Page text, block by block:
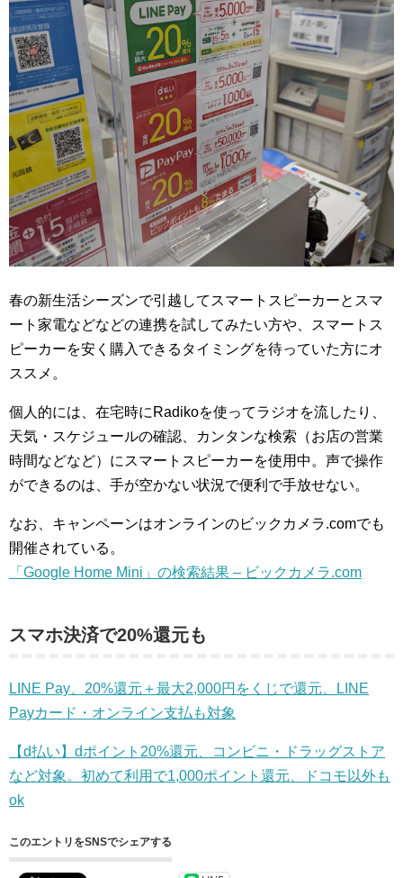
春の新生活シーズンで引越してスマートスピーカーとスマ
ート家電などなどの連携を試してみたい方や、スマートス
ピーカーを安く購入できるタイミングを待っていた方にオ
ススメ。
個人的には、在宅時にRadikoを使ってラジオを流したり、
天気・スケジュールの確認、カンタンな検索（お店の営業
時間などなど）にスマートスピーカーを使用中。声で操作
ができるのは、手が空かない状況で便利で手放せない。
なお、キャンペーンはオンラインのビックカメラ.comでも
開催されている。
「Google Home Mini」の検索結果 – ビックカメラ.com
スマホ決済で20%還元も
LINE Pay、20%還元＋最大2,000円をくじで還元、LINE
Payカード・オンライン支払も対象
【d払い】dポイント20%還元、コンビニ・ドラッグストア
など対象。初めて利用で1,000ポイント還元、ドコモ以外も
ok
このエントリをSNSでシェアする